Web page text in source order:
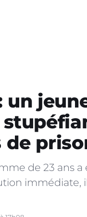
un
de
de 23 ans
immédiate,